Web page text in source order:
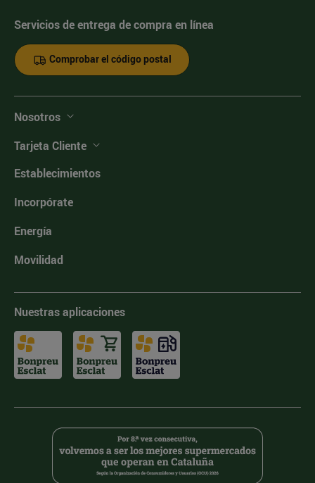
Servicios de entrega de compra en línea
Comprobar el código postal
Nosotros
Tarjeta Cliente
Establecimientos
Incorpórate
Energía
Movilidad
Nuestras aplicaciones